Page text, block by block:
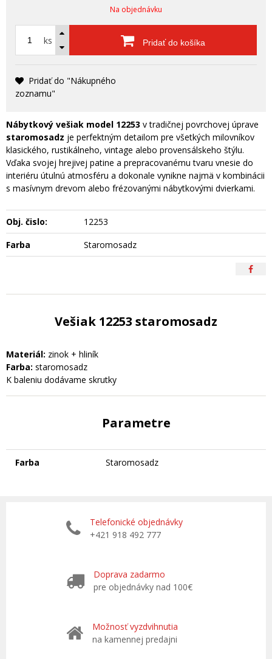
Na objednávku
ks Pridať do košíka
Pridať do "Nákupného
zoznamu"
Nábytkový vešiak model 12253 v tradičnej povrchovej úprave
staromosadz je perfektným detailom pre všetkých milovníkov
klasického, rustikálneho, vintage alebo provensálskeho štýlu.
Vďaka svojej hrejivej patine a prepracovanému tvaru vnesie do
interiéru útulnú atmosféru a dokonale vynikne najmä v kombinácii
s masívnym drevom alebo frézovanými nábytkovými dvierkami.
Obj. čislo:
12253
Farba
Staromosadz
Vešiak 12253 staromosadz
Materiál: zinok + hliník
Farba: staromosadz
K baleniu dodávame skrutky
Parametre
Farba Staromosadz
Telefonické objednávky
+421 918 492 777
Doprava zadarmo
pre objednávky nad 100€
Možnosť vyzdvihnutia
na kamennej predajni